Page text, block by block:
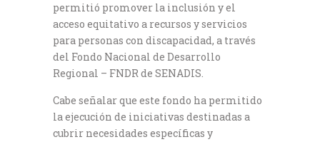
permitió promover la inclusión y el
acceso equitativo a recursos y servicios
para personas con discapacidad, a través
del Fondo Nacional de Desarrollo
Regional – FNDR de SENADIS.
Cabe señalar que este fondo ha permitido
la ejecución de iniciativas destinadas a
cubrir necesidades específicas y